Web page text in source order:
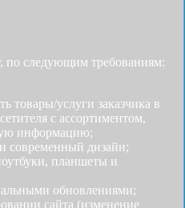
по следующим требованиям:
товары/услуги заказчика в
с ассортиментом,
информацию;
современный дизайн;
планшеты и
обновлениями;
сайта (изменение